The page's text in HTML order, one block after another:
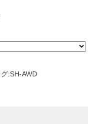
グ:SH-AWD